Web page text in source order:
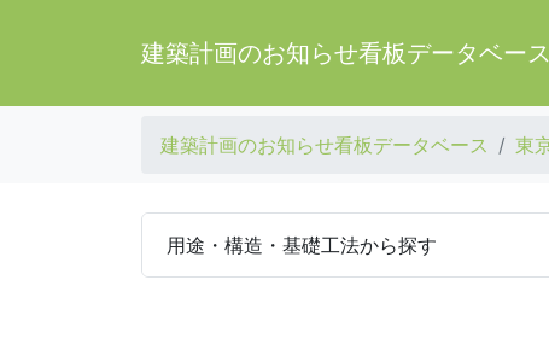
建築計画のお知らせ看板データベース
建築計画のお知らせ看板データベース 東
用途・構造・基礎工法から探す